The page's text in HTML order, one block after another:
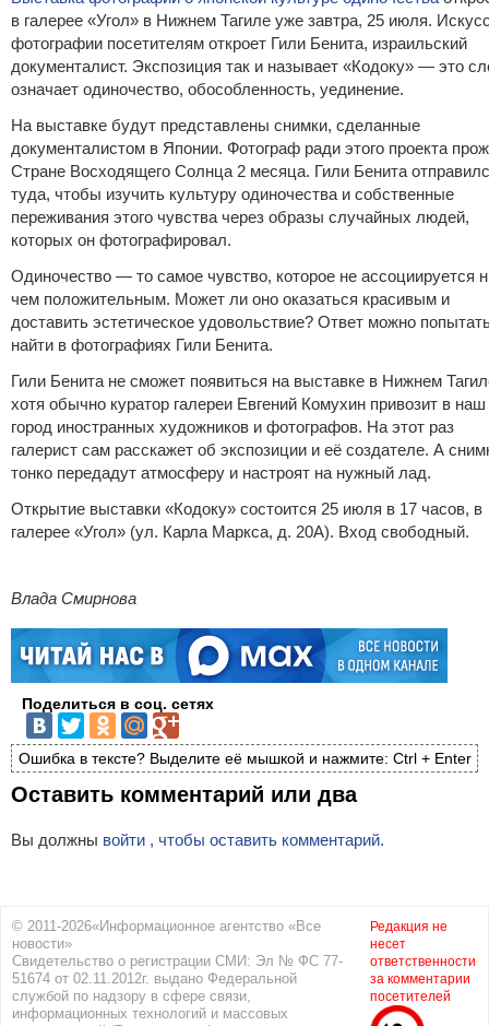
в галерее «Угол» в Нижнем Тагиле уже завтра, 25 июля.
фотографии посетителям откроет Гили Бенита, израильский
документалист. Экспозиция так и называет «Кодоку» — это
означает одиночество, обособленность, уединение.
На выставке будут представлены снимки, сделанные
документалистом в Японии. Фотограф ради этого проекта
Стране Восходящего Солнца 2 месяца. Гили Бенита
туда, чтобы изучить культуру одиночества и собственные
переживания этого чувства через образы случайных людей,
которых он фотографировал.
Одиночество — то самое чувство, которое не ассоциируется
чем положительным. Может ли оно оказаться красивым и
доставить эстетическое удовольствие? Ответ можно
найти в фотографиях Гили Бенита.
Гили Бенита не сможет появиться на выставке в Нижнем
хотя обычно куратор галереи Евгений Комухин привозит в наш
город иностранных художников и фотографов. На этот раз
галерист сам расскажет об экспозиции и её создателе. А
тонко передадут атмосферу и настроят на нужный лад.
Открытие выставки «Кодоку» состоится 25 июля в 17 часов, в
галерее «Угол» (ул. Карла Маркса, д. 20А). Вход свободный.
Влада Смирнова
Поделиться в соц. сетях
Ошибка в тексте? Выделите её мышкой и нажмите: Ctrl + Enter
Оставить комментарий или два
Вы должны войти , чтобы оставить комментарий.
© 2011-2026«Информационное агентство «Все
новости»
Свидетельство о регистрации СМИ: Эл № ФС 77-
51674 от 02.11.2012г. выдано Федеральной
службой по надзору в сфере связи,
информационных технологий и массовых
Редакция не
несет
ответственности
за комментарии
посетителей